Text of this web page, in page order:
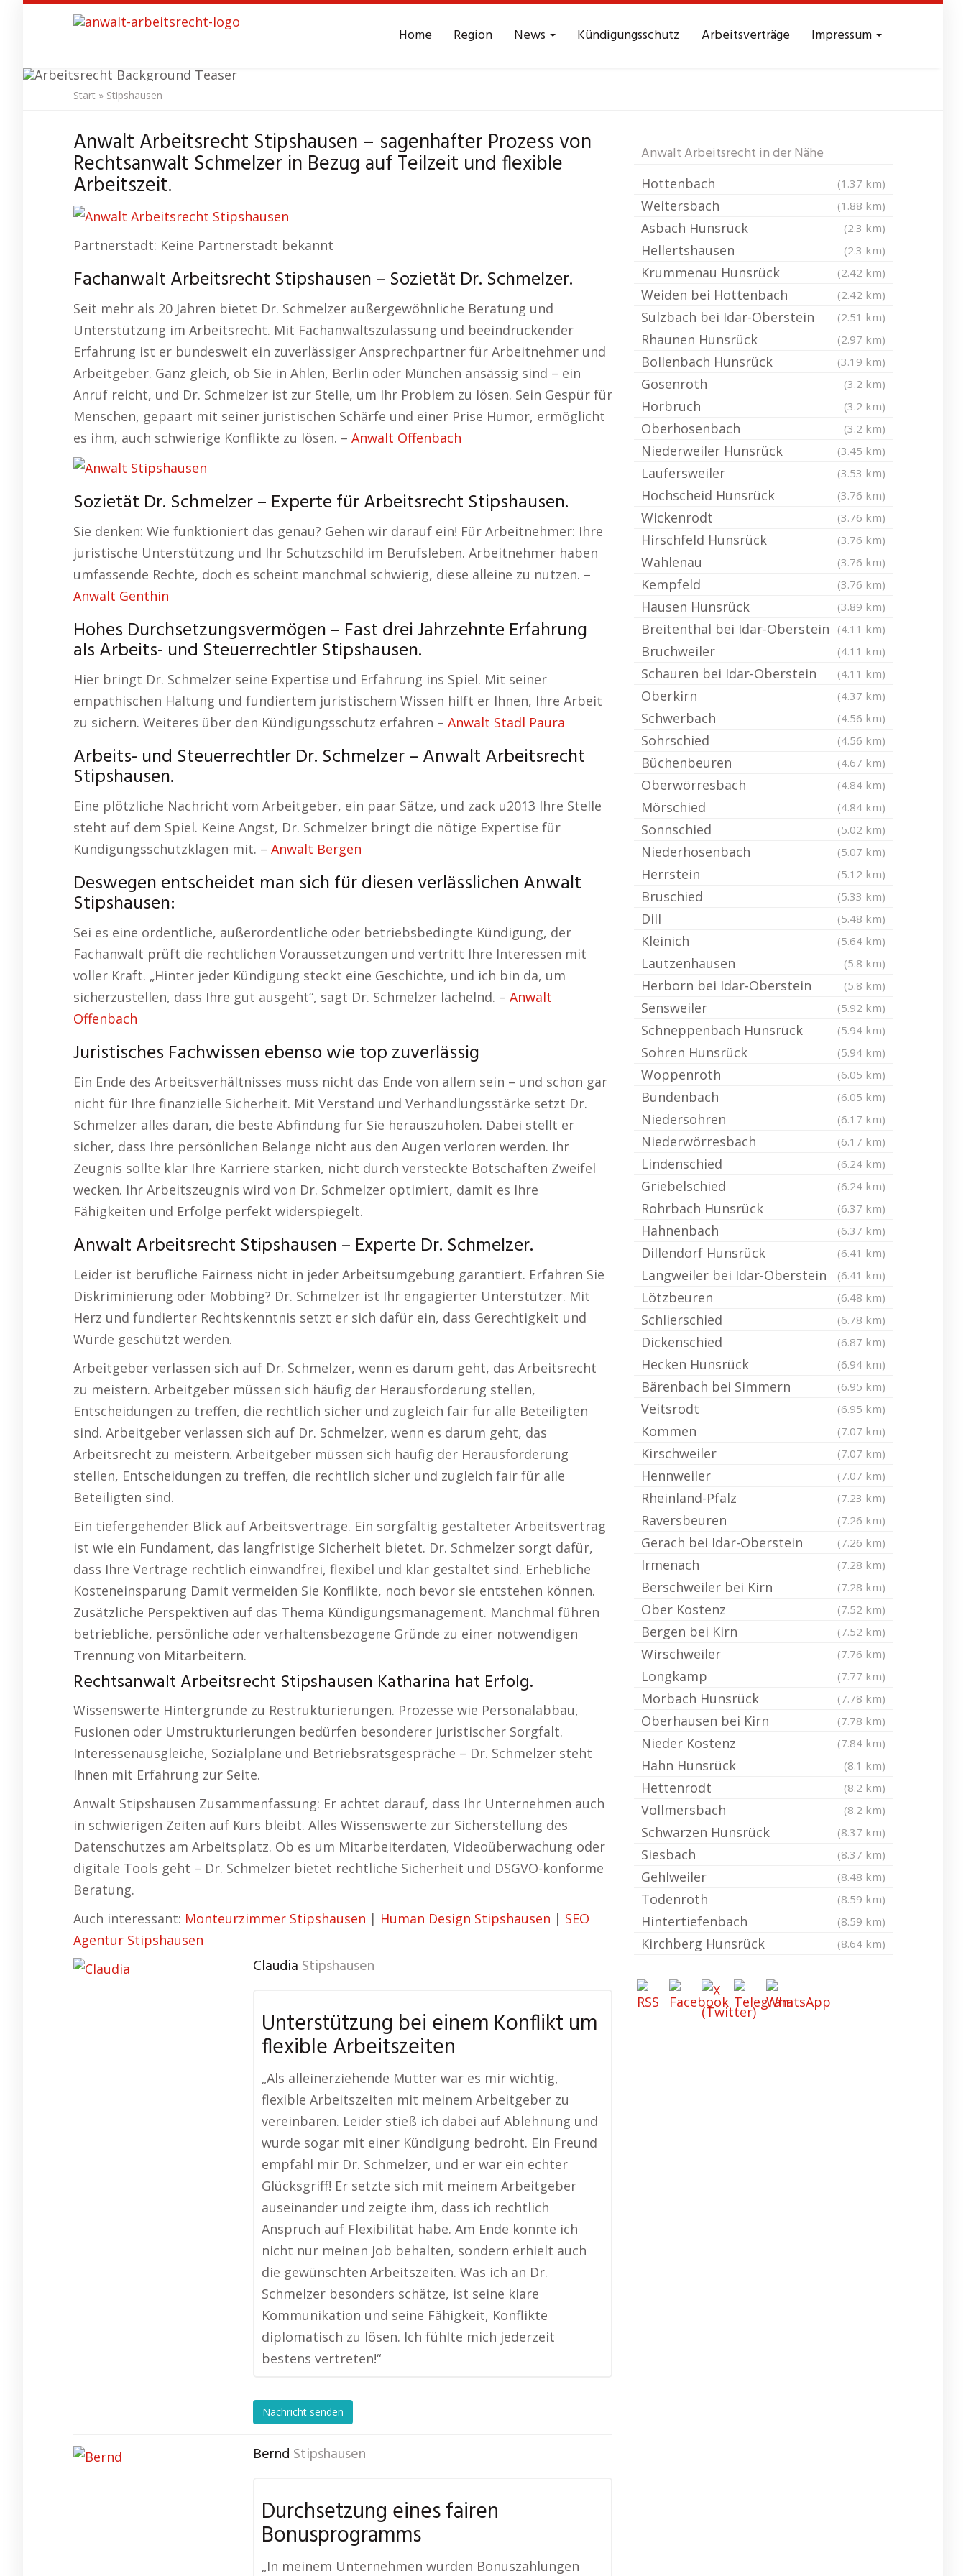
content
Home Region News Kündigungsschutz Arbeitsverträge Impressum
Anwalt Arbeitsrecht Stipshausen
Start » Stipshausen
Anwalt Arbeitsrecht Stipshausen – sagenhafter Prozess von
Rechtsanwalt Schmelzer in Bezug auf Teilzeit und flexible
Arbeitszeit.
Partnerstadt: Keine Partnerstadt bekannt
Fachanwalt Arbeitsrecht Stipshausen – Sozietät Dr. Schmelzer.
Seit mehr als 20 Jahren bietet Dr. Schmelzer außergewöhnliche Beratung und
Unterstützung im Arbeitsrecht. Mit Fachanwaltszulassung und beeindruckender
Erfahrung ist er bundesweit ein zuverlässiger Ansprechpartner für Arbeitnehmer und
Arbeitgeber. Ganz gleich, ob Sie in Ahlen, Berlin oder München ansässig sind – ein
Anruf reicht, und Dr. Schmelzer ist zur Stelle, um Ihr Problem zu lösen. Sein Gespür für
Menschen, gepaart mit seiner juristischen Schärfe und einer Prise Humor, ermöglicht
es ihm, auch schwierige Konflikte zu lösen. – Anwalt Offenbach
Sozietät Dr. Schmelzer – Experte für Arbeitsrecht Stipshausen.
Sie denken: Wie funktioniert das genau? Gehen wir darauf ein! Für Arbeitnehmer: Ihre
juristische Unterstützung und Ihr Schutzschild im Berufsleben. Arbeitnehmer haben
umfassende Rechte, doch es scheint manchmal schwierig, diese alleine zu nutzen. –
Anwalt Genthin
Hohes Durchsetzungsvermögen – Fast drei Jahrzehnte Erfahrung
als Arbeits- und Steuerrechtler Stipshausen.
Hier bringt Dr. Schmelzer seine Expertise und Erfahrung ins Spiel. Mit seiner
empathischen Haltung und fundiertem juristischem Wissen hilft er Ihnen, Ihre Arbeit
zu sichern. Weiteres über den Kündigungsschutz erfahren – Anwalt Stadl Paura
Arbeits- und Steuerrechtler Dr. Schmelzer – Anwalt Arbeitsrecht
Stipshausen.
Eine plötzliche Nachricht vom Arbeitgeber, ein paar Sätze, und zack u2013 Ihre Stelle
steht auf dem Spiel. Keine Angst, Dr. Schmelzer bringt die nötige Expertise für
Kündigungsschutzklagen mit. – Anwalt Bergen
Deswegen entscheidet man sich für diesen verlässlichen Anwalt
Stipshausen:
Sei es eine ordentliche, außerordentliche oder betriebsbedingte Kündigung, der
Fachanwalt prüft die rechtlichen Voraussetzungen und vertritt Ihre Interessen mit
voller Kraft. „Hinter jeder Kündigung steckt eine Geschichte, und ich bin da, um
sicherzustellen, dass Ihre gut ausgeht“, sagt Dr. Schmelzer lächelnd. – Anwalt
Offenbach
Juristisches Fachwissen ebenso wie top zuverlässig
Ein Ende des Arbeitsverhältnisses muss nicht das Ende von allem sein – und schon gar
nicht für Ihre finanzielle Sicherheit. Mit Verstand und Verhandlungsstärke setzt Dr.
Schmelzer alles daran, die beste Abfindung für Sie herauszuholen. Dabei stellt er
sicher, dass Ihre persönlichen Belange nicht aus den Augen verloren werden. Ihr
Zeugnis sollte klar Ihre Karriere stärken, nicht durch versteckte Botschaften Zweifel
wecken. Ihr Arbeitszeugnis wird von Dr. Schmelzer optimiert, damit es Ihre
Fähigkeiten und Erfolge perfekt widerspiegelt.
Anwalt Arbeitsrecht Stipshausen – Experte Dr. Schmelzer.
Leider ist berufliche Fairness nicht in jeder Arbeitsumgebung garantiert. Erfahren Sie
Diskriminierung oder Mobbing? Dr. Schmelzer ist Ihr engagierter Unterstützer. Mit
Herz und fundierter Rechtskenntnis setzt er sich dafür ein, dass Gerechtigkeit und
Würde geschützt werden.
Arbeitgeber verlassen sich auf Dr. Schmelzer, wenn es darum geht, das Arbeitsrecht
zu meistern. Arbeitgeber müssen sich häufig der Herausforderung stellen,
Entscheidungen zu treffen, die rechtlich sicher und zugleich fair für alle Beteiligten
sind. Arbeitgeber verlassen sich auf Dr. Schmelzer, wenn es darum geht, das
Arbeitsrecht zu meistern. Arbeitgeber müssen sich häufig der Herausforderung
stellen, Entscheidungen zu treffen, die rechtlich sicher und zugleich fair für alle
Beteiligten sind.
Ein tiefergehender Blick auf Arbeitsverträge. Ein sorgfältig gestalteter Arbeitsvertrag
ist wie ein Fundament, das langfristige Sicherheit bietet. Dr. Schmelzer sorgt dafür,
dass Ihre Verträge rechtlich einwandfrei, flexibel und klar gestaltet sind. Erhebliche
Kosteneinsparung Damit vermeiden Sie Konflikte, noch bevor sie entstehen können.
Zusätzliche Perspektiven auf das Thema Kündigungsmanagement. Manchmal führen
betriebliche, persönliche oder verhaltensbezogene Gründe zu einer notwendigen
Trennung von Mitarbeitern.
Rechtsanwalt Arbeitsrecht Stipshausen Katharina hat Erfolg.
Wissenswerte Hintergründe zu Restrukturierungen. Prozesse wie Personalabbau,
Fusionen oder Umstrukturierungen bedürfen besonderer juristischer Sorgfalt.
Interessenausgleiche, Sozialpläne und Betriebsratsgespräche – Dr. Schmelzer steht
Ihnen mit Erfahrung zur Seite.
Anwalt Stipshausen Zusammenfassung: Er achtet darauf, dass Ihr Unternehmen auch
in schwierigen Zeiten auf Kurs bleibt. Alles Wissenswerte zur Sicherstellung des
Datenschutzes am Arbeitsplatz. Ob es um Mitarbeiterdaten, Videoüberwachung oder
digitale Tools geht – Dr. Schmelzer bietet rechtliche Sicherheit und DSGVO-konforme
Beratung.
Auch interessant: Monteurzimmer Stipshausen | Human Design Stipshausen | SEO
Agentur Stipshausen
Claudia Stipshausen
Unterstützung bei einem Konflikt um
flexible Arbeitszeiten
„Als alleinerziehende Mutter war es mir wichtig,
flexible Arbeitszeiten mit meinem Arbeitgeber zu
vereinbaren. Leider stieß ich dabei auf Ablehnung und
wurde sogar mit einer Kündigung bedroht. Ein Freund
empfahl mir Dr. Schmelzer, und er war ein echter
Glücksgriff! Er setzte sich mit meinem Arbeitgeber
auseinander und zeigte ihm, dass ich rechtlich
Anspruch auf Flexibilität habe. Am Ende konnte ich
nicht nur meinen Job behalten, sondern erhielt auch
die gewünschten Arbeitszeiten. Was ich an Dr.
Schmelzer besonders schätze, ist seine klare
Kommunikation und seine Fähigkeit, Konflikte
diplomatisch zu lösen. Ich fühlte mich jederzeit
bestens vertreten!“
Nachricht senden
Bernd Stipshausen
Durchsetzung eines fairen
Bonusprogramms
„In meinem Unternehmen wurden Bonuszahlungen
Anwalt Arbeitsrecht in der Nähe
Hottenbach (1.37 km)
Weitersbach (1.88 km)
Asbach Hunsrück (2.3 km)
Hellertshausen (2.3 km)
Krummenau Hunsrück (2.42 km)
Weiden bei Hottenbach (2.42 km)
Sulzbach bei Idar-Oberstein (2.51 km)
Rhaunen Hunsrück (2.97 km)
Bollenbach Hunsrück (3.19 km)
Gösenroth (3.2 km)
Horbruch (3.2 km)
Oberhosenbach (3.2 km)
Niederweiler Hunsrück (3.45 km)
Laufersweiler (3.53 km)
Hochscheid Hunsrück (3.76 km)
Wickenrodt (3.76 km)
Hirschfeld Hunsrück (3.76 km)
Wahlenau (3.76 km)
Kempfeld (3.76 km)
Hausen Hunsrück (3.89 km)
Breitenthal bei Idar-Oberstein (4.11 km)
Bruchweiler (4.11 km)
Schauren bei Idar-Oberstein (4.11 km)
Oberkirn (4.37 km)
Schwerbach (4.56 km)
Sohrschied (4.56 km)
Büchenbeuren (4.67 km)
Oberwörresbach (4.84 km)
Mörschied (4.84 km)
Sonnschied (5.02 km)
Niederhosenbach (5.07 km)
Herrstein (5.12 km)
Bruschied (5.33 km)
Dill (5.48 km)
Kleinich (5.64 km)
Lautzenhausen (5.8 km)
Herborn bei Idar-Oberstein (5.8 km)
Sensweiler (5.92 km)
Schneppenbach Hunsrück (5.94 km)
Sohren Hunsrück (5.94 km)
Woppenroth (6.05 km)
Bundenbach (6.05 km)
Niedersohren (6.17 km)
Niederwörresbach (6.17 km)
Lindenschied (6.24 km)
Griebelschied (6.24 km)
Rohrbach Hunsrück (6.37 km)
Hahnenbach (6.37 km)
Dillendorf Hunsrück (6.41 km)
Langweiler bei Idar-Oberstein (6.41 km)
Lötzbeuren (6.48 km)
Schlierschied (6.78 km)
Dickenschied (6.87 km)
Hecken Hunsrück (6.94 km)
Bärenbach bei Simmern (6.95 km)
Veitsrodt (6.95 km)
Kommen (7.07 km)
Kirschweiler (7.07 km)
Hennweiler (7.07 km)
Rheinland-Pfalz (7.23 km)
Raversbeuren (7.26 km)
Gerach bei Idar-Oberstein (7.26 km)
Irmenach (7.28 km)
Berschweiler bei Kirn (7.28 km)
Ober Kostenz (7.52 km)
Bergen bei Kirn (7.52 km)
Wirschweiler (7.76 km)
Longkamp (7.77 km)
Morbach Hunsrück (7.78 km)
Oberhausen bei Kirn (7.78 km)
Nieder Kostenz (7.84 km)
Hahn Hunsrück (8.1 km)
Hettenrodt (8.2 km)
Vollmersbach (8.2 km)
Schwarzen Hunsrück (8.37 km)
Siesbach (8.37 km)
Gehlweiler (8.48 km)
Todenroth (8.59 km)
Hintertiefenbach (8.59 km)
Kirchberg Hunsrück (8.64 km)